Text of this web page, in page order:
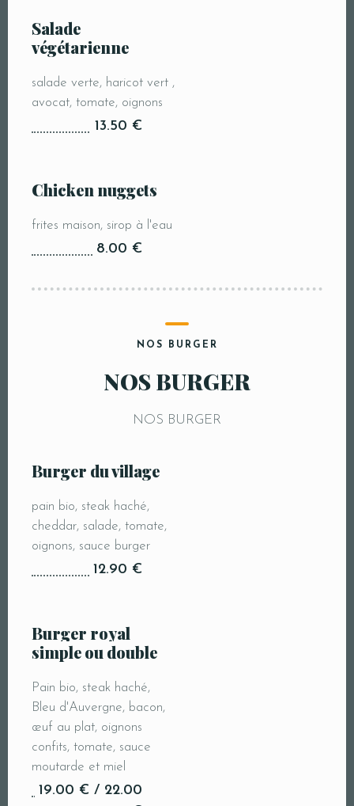
Salade
végétarienne
salade verte, haricot vert ,
avocat, tomate, oignons
13.50 €
Chicken nuggets
frites maison, sirop à l'eau
8.00 €
NOS BURGER
NOS BURGER
NOS BURGER
Burger du village
pain bio, steak haché,
cheddar, salade, tomate,
oignons, sauce burger
12.90 €
Burger royal
simple ou double
Pain bio, steak haché,
Bleu d'Auvergne, bacon,
œuf au plat, oignons
confits, tomate, sauce
moutarde et miel
19.00 € / 22.00